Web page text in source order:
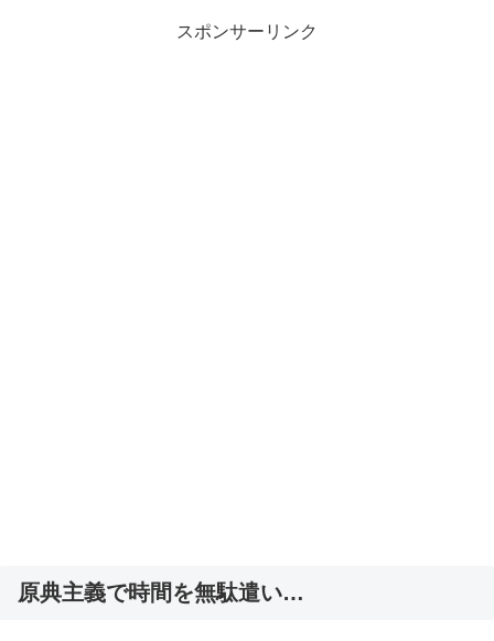
スポンサーリンク
原典主義で時間を無駄遣い…